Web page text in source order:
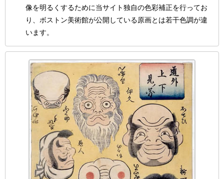
像を明るくするために当サイト独自の色彩補正を行ってお
り、ボストン美術館が公開している原画とは若干色調が違
います。